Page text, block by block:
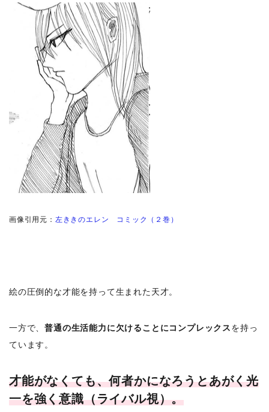
画像引用元： 左ききのエレン コミック（２巻）
絵の圧倒的な才能を持って生まれた天才。
一方で、普通の生活能力に欠けることにコンプレックスを持っ
ています。
才能がなくても、何者かになろうとあがく光
一を強く意識（ライバル視）。